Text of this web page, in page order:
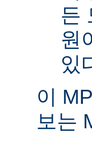
든
원
있
이
보는